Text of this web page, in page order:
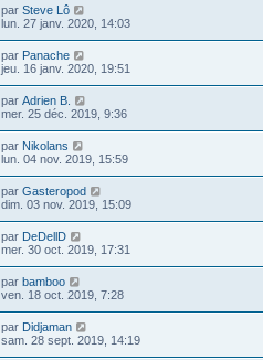
par Steve Lô
lun. 27 janv. 2020, 14:03
par Panache
jeu. 16 janv. 2020, 19:51
par Adrien B.
mer. 25 déc. 2019, 9:36
par Nikolans
lun. 04 nov. 2019, 15:59
par Gasteropod
dim. 03 nov. 2019, 15:09
par DeDellD
mer. 30 oct. 2019, 17:31
par bamboo
ven. 18 oct. 2019, 7:28
par Didjaman
sam. 28 sept. 2019, 14:19